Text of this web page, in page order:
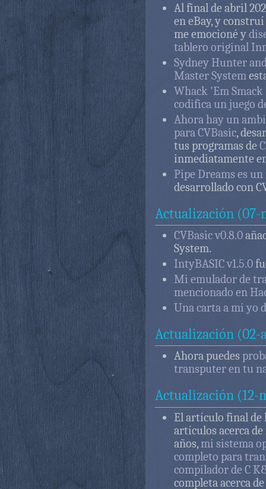
Al final de abril
en eBay, y
me emocioné y
tablero original
Sydney Hunter
Master System
Whack 'Em
codifica un juego
Ahora hay un
para CVBasic,
tus programas de
inmediatamente
Pipe Dreams es
desarrollado con
Actualización (07-
CVBasic v0.8.0
System.
IntyBASIC v1.5.0
Mi emulador de
mencionado en
Una carta a mi yo
Actualización (02-
Ahora puedes
transputer en tu
Actualización (12-
El artículo final de
artículos acerca
años, mi sistema
completo para
compilador de C
completa acerca